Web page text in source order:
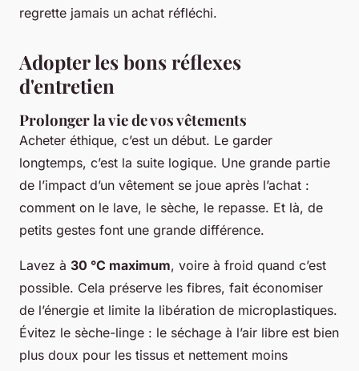
regrette jamais un achat réfléchi.
Adopter les bons réflexes
d'entretien
Prolonger la vie de vos vêtements
Acheter éthique, c’est un début. Le garder
longtemps, c’est la suite logique. Une grande partie
de l’impact d’un vêtement se joue après l’achat :
comment on le lave, le sèche, le repasse. Et là, de
petits gestes font une grande différence.
Lavez à 30 °C maximum, voire à froid quand c’est
possible. Cela préserve les fibres, fait économiser
de l’énergie et limite la libération de microplastiques.
Évitez le sèche-linge : le séchage à l’air libre est bien
plus doux pour les tissus et nettement moins